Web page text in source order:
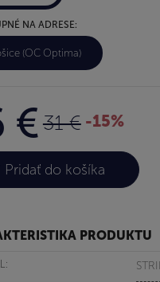
NA ADRESE:
(OC Optima)
€31 € -15%
PRODUKTU